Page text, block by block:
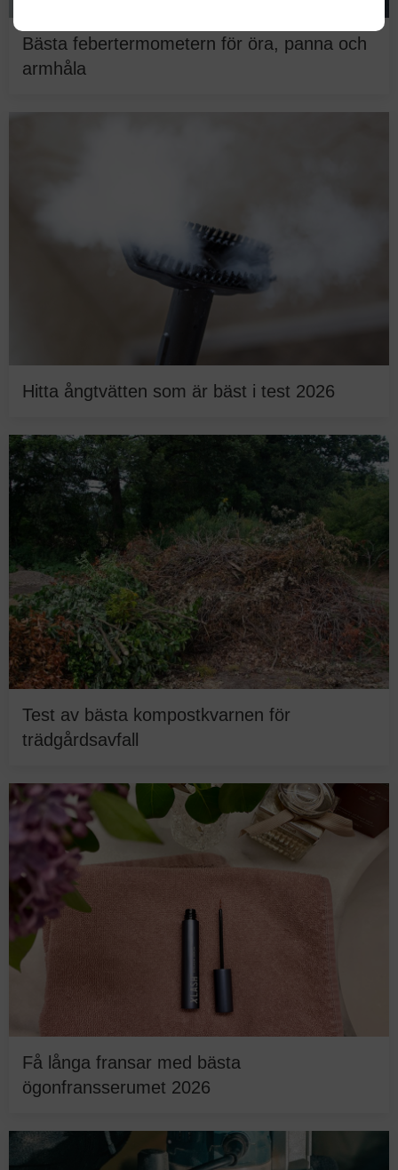
Bästa febertermometern för öra, panna och
armhåla
Hitta ångtvätten som är bäst i test 2026
Test av bästa kompostkvarnen för
trädgårdsavfall
Få långa fransar med bästa
ögonfransserumet 2026